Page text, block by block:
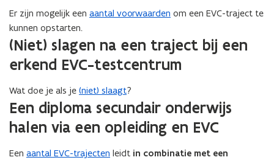
Er zijn mogelijk een aantal voorwaarden om een EVC-traject te
kunnen opstarten.
(Niet) slagen na een traject bij een
erkend EVC-testcentrum
Wat doe je als je (niet) slaagt?
Een diploma secundair onderwijs
halen via een opleiding en EVC
Een aantal EVC-trajecten leidt in combinatie met een